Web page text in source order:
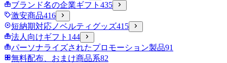
ブランド名の企業ギフト 435
激安商品416
短納期対応ノベルティグッズ415
法人向けギフト 144
パーソナライズされたプロモーション製品91
無料配布、おまけ商品系82